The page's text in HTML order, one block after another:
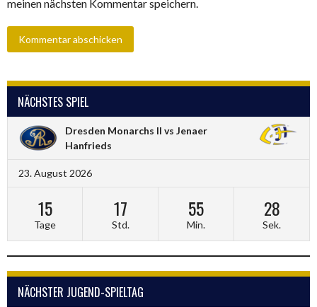
meinen nächsten Kommentar speichern.
NÄCHSTES SPIEL
Dresden Monarchs II vs Jenaer
Hanfrieds
23. August 2026
15
Tage
17
Std.
55
Min.
27
Sek.
NÄCHSTER JUGEND-SPIELTAG